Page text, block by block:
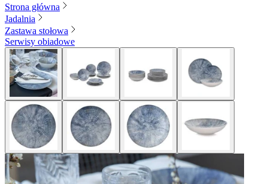
Strona główna
Jadalnia
Zastawa stołowa
Serwisy obiadowe